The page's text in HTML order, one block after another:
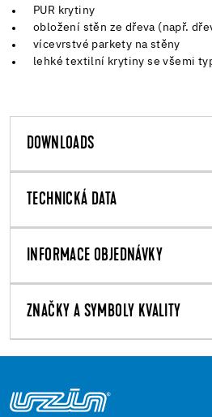
PUR krytiny
obložení stěn ze dřeva (např.
vícevrstvé parkety na stěny
lehké textilní krytiny se všemi
DOWNLOADS
TECHNICKÁ DATA
INFORMACE OBJEDNÁVKY
ZNAČKY A SYMBOLY KVALITY